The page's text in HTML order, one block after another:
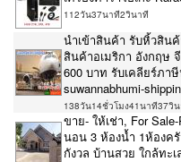
112วัน37นาที2วินาที
นำเข้าสินค้า รับหิ้วสิน
สินค้าอเมริกา อังกฤษ
600 บาท รับเคลียร์ภา
suwannabhumi-
138วัน14ชั่วโมง41นาที37วิ
ขาย- ให้เช่า, For
นอน 3 ห้องน้ำ 1ห้องครั
กังวล บ้านสวย ใกล้ทะ